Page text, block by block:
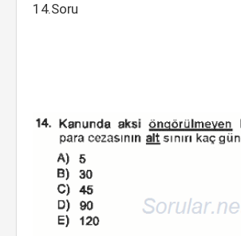
14.Soru